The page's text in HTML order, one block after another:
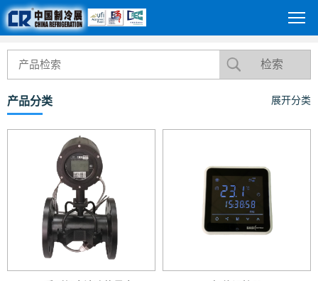
产品分类 展开分类